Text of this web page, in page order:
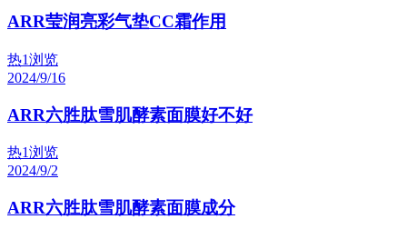
ARR莹润亮彩气垫CC霜作用
热1浏览
2024/9/16
ARR六胜肽雪肌酵素面膜好不好
热1浏览
2024/9/2
ARR六胜肽雪肌酵素面膜成分